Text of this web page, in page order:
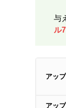
与
ル
アッ
アッ